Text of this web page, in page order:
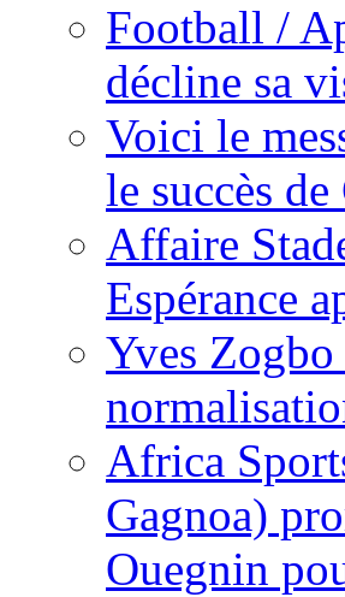
Football /
décline sa
Voici le
le succès
Affaire
Espérance
Yves
Africa
Gagnoa)
Ouegnin